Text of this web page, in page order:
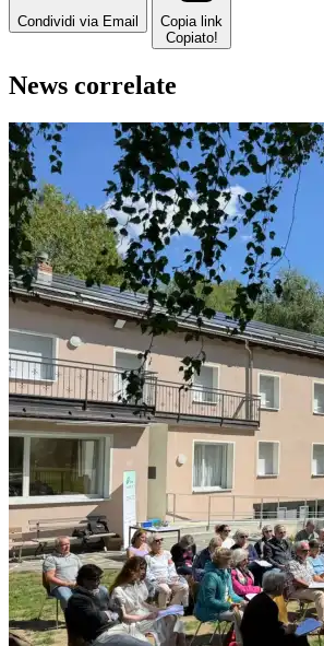
Condividi via Email
Copia link
Copiato!
News correlate